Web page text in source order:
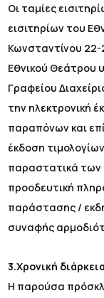
Οι ταμίες
εισιτηρίων του
Κωνσταντίνου 22-
Εθνικού Θεάτρου
Γραφείου
την ηλεκτρονική
παραπόνων και
έκδοση
παραστατικά των
προοδευτική
παράστασης /
συναφής
3.Χρονική διάρκεια
Η παρούσα